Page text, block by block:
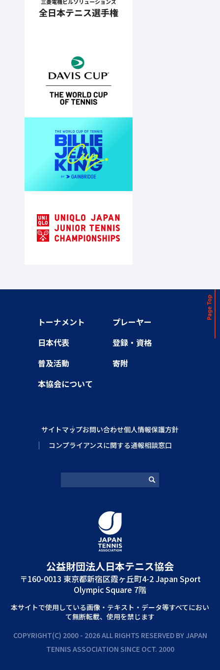
トーナメント
プレーヤー
日本代表
登録・資格
普及活動
寄附
本協会について
サイトマップお問い合わせ個人情報保護方針
コンプライアンスに関する通報相談窓口
公益財団法⼈⽇本テニス協会
〒160-0013 東京都新宿区霞ヶ丘町4-2 Japan Sport
Olympic Square 7階
本サイトで使⽤している画像‧テキスト‧データ等すべてにおい
て無断転載、使⽤を禁じます
COPYRIGHT(C) 2000 - 2026 ALL RIGHTS RESERVED BY JAPAN
TENNIS ASSOCIATION SINCE OCT. 2000